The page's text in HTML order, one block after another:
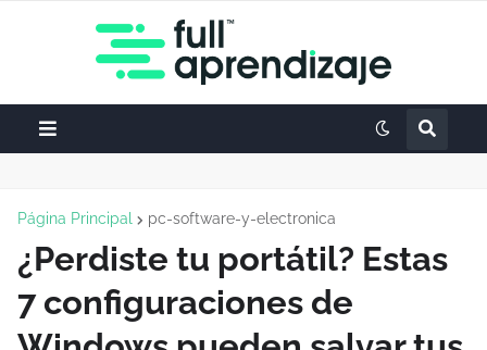
Página Principal pc-software-y-electronica
¿Perdiste tu portátil? Estas
7 configuraciones de